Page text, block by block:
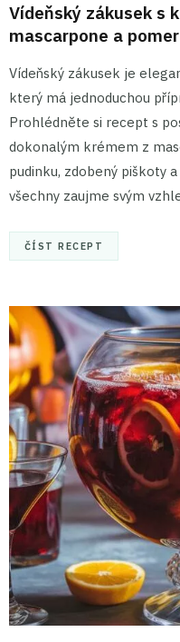
Vídeňský zákusek s
mascarpone a
Vídeňský zákusek je
který má jednoduchou
Prohlédněte si recept s
dokonalým krémem z
pudinku, zdobený piškoty
všechny zaujme svým
ČÍST RECEPT